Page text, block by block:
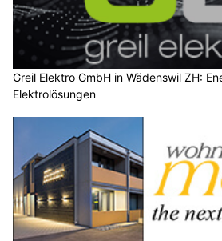
Greil Elektro GmbH in Wädenswil ZH:
Elektrolösungen